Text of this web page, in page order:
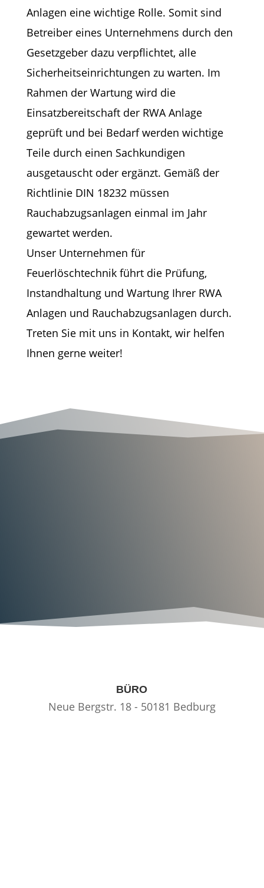
Anlagen eine wichtige Rolle. Somit sind
Betreiber eines Unternehmens durch den
Gesetzgeber dazu verpflichtet, alle
Sicherheitseinrichtungen zu warten. Im
Rahmen der Wartung wird die
Einsatzbereitschaft der RWA Anlage
geprüft und bei Bedarf werden wichtige
Teile durch einen Sachkundigen
ausgetauscht oder ergänzt. Gemäß der
Richtlinie DIN 18232 müssen
Rauchabzugsanlagen einmal im Jahr
gewartet werden.
Unser Unternehmen für
Feuerlöschtechnik führt die Prüfung,
Instandhaltung und Wartung Ihrer RWA
Anlagen und Rauchabzugsanlagen durch.
Treten Sie mit uns in Kontakt, wir helfen
Ihnen gerne weiter!
BÜRO
Neue Bergstr. 18 - 50181 Bedburg